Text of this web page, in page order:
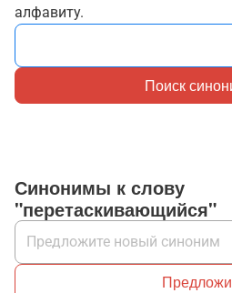
алфавиту.
Поиск
Синонимы к слову
"перетаскивающийся"